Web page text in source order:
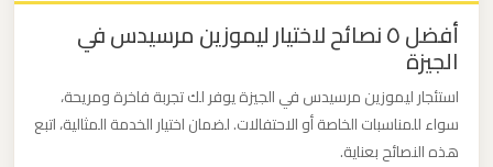
أفضل ٥ نصائح لاختيار ليموزين مرسيدس في
الجيزة
استئجار ليموزين مرسيدس في الجيزة يوفر لك تجربة فاخرة ومريحة،
سواء للمناسبات الخاصة أو الاحتفالات. لضمان اختيار الخدمة المثالية، اتبع
هذه النصائح بعناية.
القاهرة
ليموزين